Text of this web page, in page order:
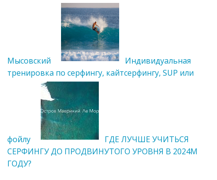
Мысовский
Индивидуальная
тренировка по серфингу, кайтсерфингу, SUP или
фойлу
ГДЕ ЛУЧШЕ УЧИТЬСЯ
СЕРФИНГУ ДО ПРОДВИНУТОГО УРОВНЯ В 2024М
ГОДУ?